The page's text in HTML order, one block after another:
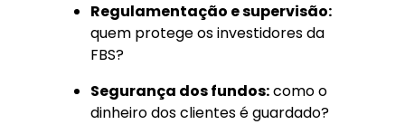
Regulamentação e supervisão:
quem protege os investidores da
FBS?
Segurança dos fundos:como o
dinheiro dos clientes é guardado?